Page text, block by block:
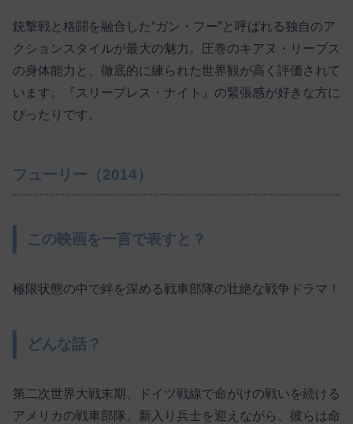
銃撃戦と格闘を融合した“ガン・フー”と呼ばれる独自のア
クションスタイルが最大の魅力。圧巻のキアヌ・リーブス
の身体能力と、徹底的に練られた世界観が高く評価されて
います。『スリープレス・ナイト』の緊張感が好きな方に
ぴったりです。
フューリー（2014）
この映画を一言で表すと？
極限状態の中で絆を深める戦車部隊の壮絶な戦争ドラマ！
どんな話？
第二次世界大戦末期、ドイツ戦線で命がけの戦いを続ける
アメリカの戦車部隊。新入り兵士を迎えながら、彼らは命